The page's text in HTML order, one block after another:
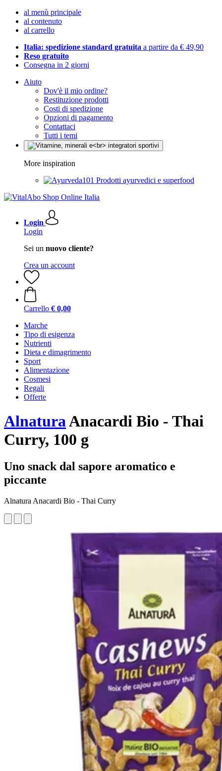
al menù principale
al contenuto
al carrello
Italia: spedizione standard gratuita a partire da € 49,90
Reso gratuito
Consegna in 2 giorni
Aiuto
Dov'è il mio ordine?
Restituzione prodotti
Costi di spedizione
Opzioni di pagamento
Contattaci
Tutti i temi
More inspiration
Prodotti ayurvedici e superfood
Login
Login
Sei un nuovo cliente?
Crea un account
Carrello € 0,00
Marche
Tipo di esigenza
Nutrienti
Dieta e dimagrimento
Sport
Alimentazione
Cosmesi
Regali
Offerte
AlnaturaAnacardi Bio - Thai
Curry, 100 g
Uno snack dal sapore aromatico e
piccante
Alnatura Anacardi Bio - Thai Curry